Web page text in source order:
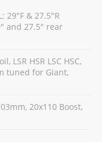
29"F & 27.5"R
and 27.5" rear
LSR HSR LSC HSC,
tuned for Giant,
20x110 Boost,